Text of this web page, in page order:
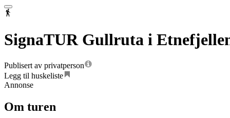
SignaTUR Gullruta i
Publisert av privatperson
Legg til huskeliste
Annonse
Om turen